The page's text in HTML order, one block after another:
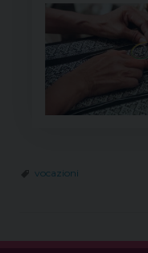
vocazioni